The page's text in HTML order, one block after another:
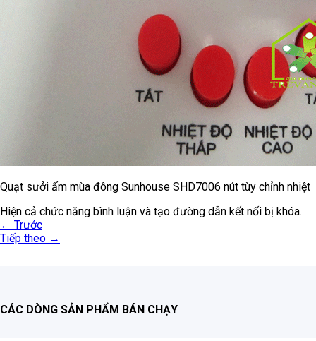
Quạt sưởi ấm mùa đông Sunhouse SHD7006 nút tùy chỉnh nhiệt
Hiện cả chức năng bình luận và tạo đường dẫn kết nối bị khóa.
← Trước
Tiếp theo →
CÁC DÒNG SẢN PHẨM BÁN CHẠY